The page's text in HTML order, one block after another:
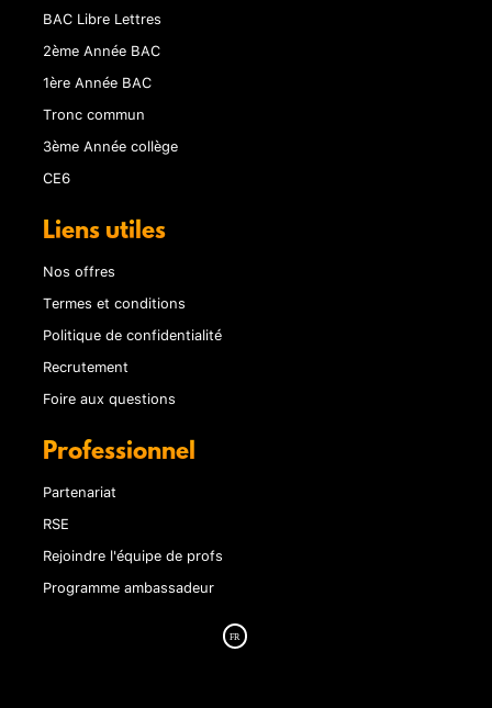
BAC Libre Lettres
2ème Année BAC
1ère Année BAC
Tronc commun
3ème Année collège
CE6
Liens utiles
Nos offres
Termes et conditions
Politique de confidentialité
Recrutement
Foire aux questions
Professionnel
Partenariat
RSE
Rejoindre l'équipe de profs
Programme ambassadeur